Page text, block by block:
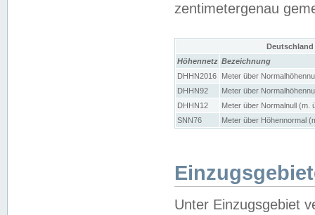
zentimetergenau
Höhennetz Bezeichnung
DHHN2016
Meter über
DHHN92
Meter über
DHHN12
Meter über Normalnull (m.
SNN76
Meter über Höhennormal
Unter Einzugsgebiet